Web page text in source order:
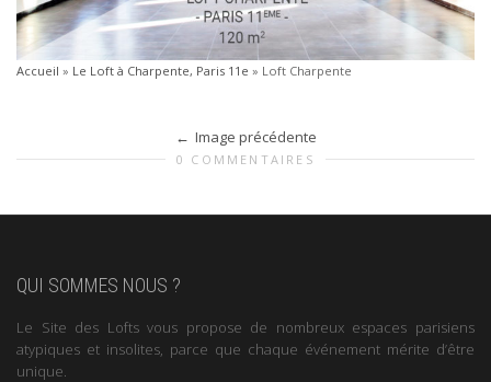
Accueil » Le Loft à Charpente, Paris 11e » Loft Charpente
Image précédente
0 COMMENTAIRES
QUI SOMMES NOUS ?
Le Site des Lofts vous propose de nombreux espaces parisiens
atypiques et insolites, parce que chaque événement mérite d’être
unique.